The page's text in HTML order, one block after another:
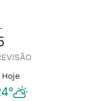
Hoje